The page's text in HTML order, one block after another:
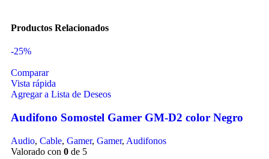
Productos Relacionados
-25%
Comparar
Vista rápida
Agregar a Lista de Deseos
Audifono Somostel Gamer GM-D2 color Negro
Audio, Cable, Gamer, Gamer, Audifonos
Valorado con 0 de 5